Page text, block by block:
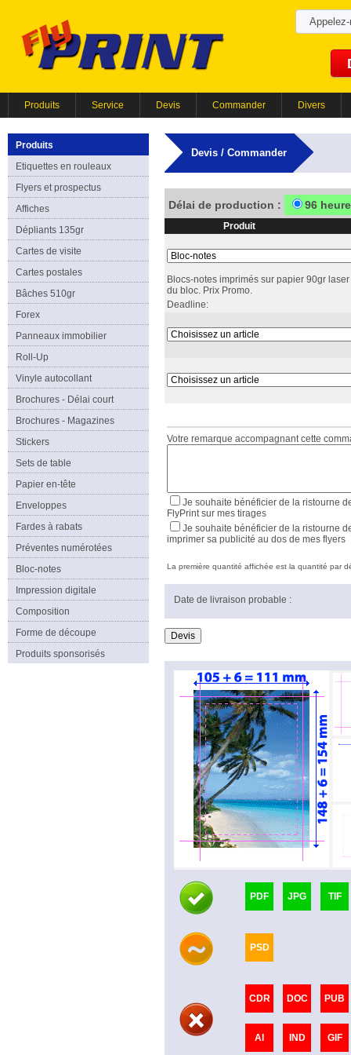
Produits Service Devis Commander Divers
Produits
Etiquettes en rouleaux
Flyers et prospectus
Affiches
Dépliants 135gr
Cartes de visite
Cartes postales
Bâches 510gr
Forex
Panneaux immobilier
Roll-Up
Vinyle autocollant
Brochures - Délai court
Brochures - Magazines
Stickers
Sets de table
Papier en-tête
Enveloppes
Fardes à rabats
Préventes numérotées
Bloc-notes
Impression digitale
Composition
Forme de découpe
Produits sponsorisés
Devis / Commander
Délai de production : 96
Produit
Blocs-notes imprimés sur papier 90gr
du bloc. Prix Promo.
Deadline:
Votre remarque accompagnant cette
Je souhaite bénéficier de la ristourne
FlyPrint sur mes tirages
Je souhaite bénéficier de la ristourne
imprimer sa publicité au dos de mes flyers
La première quantité affichée est la quantité par
Date de livraison probable :
PDF JPG TIF
PSD
CDR DOC PUB
AI IND GIF